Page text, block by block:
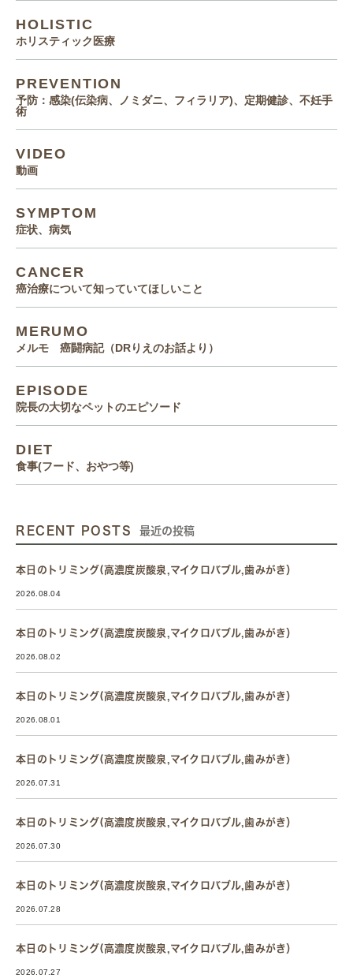
HOLISTIC
ホリスティック医療
PREVENTION
予防：感染(伝染病、ノミダニ、フィラリア)、定期健診、不妊手
術
VIDEO
動画
SYMPTOM
症状、病気
CANCER
癌治療について知っていてほしいこと
MERUMO
メルモ 癌闘病記（DRりえのお話より）
EPISODE
院長の大切なペットのエピソード
DIET
食事(フード、おやつ等)
RECENT POSTS 最近の投稿
本日のトリミング(高濃度炭酸泉,マイクロバブル,歯みがき）
2026.08.04
本日のトリミング(高濃度炭酸泉,マイクロバブル,歯みがき）
2026.08.02
本日のトリミング(高濃度炭酸泉,マイクロバブル,歯みがき）
2026.08.01
本日のトリミング(高濃度炭酸泉,マイクロバブル,歯みがき）
2026.07.31
本日のトリミング(高濃度炭酸泉,マイクロバブル,歯みがき）
2026.07.30
本日のトリミング(高濃度炭酸泉,マイクロバブル,歯みがき）
2026.07.28
本日のトリミング(高濃度炭酸泉,マイクロバブル,歯みがき）
2026.07.27